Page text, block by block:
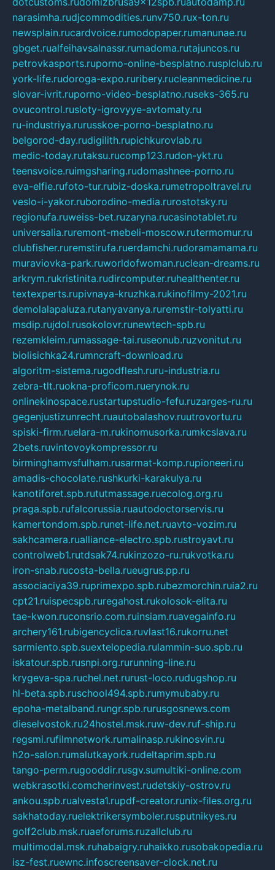
narasimha.rudjcommodities.runv750.rux-ton.ru
newsplain.rucardvoice.rumodopaper.rumanunae.ru
gbget.rualfeihavsalnassr.rumadoma.rutajuncos.ru
petrovkasports.ruporno-online-besplatno.rusplclub.ru
york-life.rudoroga-expo.ruribery.rucleanmedicine.ru
slovar-ivrit.ruporno-video-besplatno.ruseks-365.ru
ovucontrol.rusloty-igrovyye-avtomaty.ru
ru-industriya.rurusskoe-porno-besplatno.ru
belgorod-day.rudigilith.rupichkurovlab.ru
medic-today.rutaksu.rucomp123.rudon-ykt.ru
teensvoice.ruimgsharing.rudomashnee-porno.ru
eva-elfie.rufoto-tur.rubiz-doska.rumetropoltravel.ru
veslo-i-yakor.ruborodino-media.rurostotsky.ru
regionufa.ruweiss-bet.ruzaryna.rucasinotablet.ru
universalia.ruremont-mebeli-moscow.rutermomur.ru
clubfisher.ruremstirufa.ruerdamchi.rudoramamama.ru
muraviovka-park.ruworldofwoman.ruclean-dreams.ru
arkrym.rukristinita.rudircomputer.ruhealthenter.ru
textexperts.rupivnaya-kruzhka.rukinofilmy-2021.ru
demolalapaluza.rutanyavanya.ruremstir-tolyatti.ru
msdip.rujdol.rusokolovr.runewtech-spb.ru
rezemkleim.rumassage-tai.ruseonub.ruzvonitut.ru
biolisichka24.rumncraft-download.ru
algoritm-sistema.rugodflesh.ruru-industria.ru
zebra-tlt.ruokna-proficom.ruerynok.ru
onlinekinospace.rustartupstudio-fefu.ruzarges-ru.ru
gegenjustizunrecht.ruautobalashov.ruutrovortu.ru
spiski-firm.ruelara-m.rukinomusorka.rumkcslava.ru
2bets.ruvintovoykompressor.ru
birminghamvsfulham.rusarmat-komp.rupioneeri.ru
amadis-chocolate.rushkurki-karakulya.ru
kanotiforet.spb.rututmassage.ruecolog.org.ru
praga.spb.rufalcorussia.ruautodoctorservis.ru
kamertondom.spb.runet-life.net.ruavto-vozim.ru
sakhcamera.rualliance-electro.spb.rustroyavt.ru
controlweb1.rutdsak74.rukinzozo-ru.rukvotka.ru
iron-snab.rucosta-bella.rueugrus.pp.ru
associaciya39.ruprimexpo.spb.rubezmorchin.ruia2.ru
cpt21.ruispecspb.ruregahost.rukolosok-elita.ru
tae-kwon.ruconsrio.com.ruinsiam.ruavegainfo.ru
archery161.rubigencyclica.ruvlast16.rukorru.net
sarmiento.spb.suextelopedia.rulammin-suo.spb.ru
iskatour.spb.rusnpi.org.rurunning-line.ru
krygeva-spa.ruchel.net.rurust-loco.rudugshop.ru
hl-beta.spb.ruschool494.spb.rumymubaby.ru
epoha-metalband.rungr.spb.rurusgosnews.com
dieselvostok.ru24hostel.msk.ruw-dev.ruf-ship.ru
regsmi.rufilmnetwork.rumalinasp.rukinosvin.ru
h2o-salon.rumalutkayork.rudeltaprim.spb.ru
tango-perm.rugooddir.rusgv.sumultiki-online.com
webkrasotki.comcherinvest.rudetskiy-ostrov.ru
ankou.spb.rualvesta1.rupdf-creator.runix-files.org.ru
sakhatoday.ruelektrikersymboler.rusputnikyes.ru
golf2club.msk.ruaeforums.ruzallclub.ru
multimodal.msk.ruhabaigry.ruhaikko.rusobakopedia.ru
isz-fest.ruewnc.infoscreensaver-clock.net.ru